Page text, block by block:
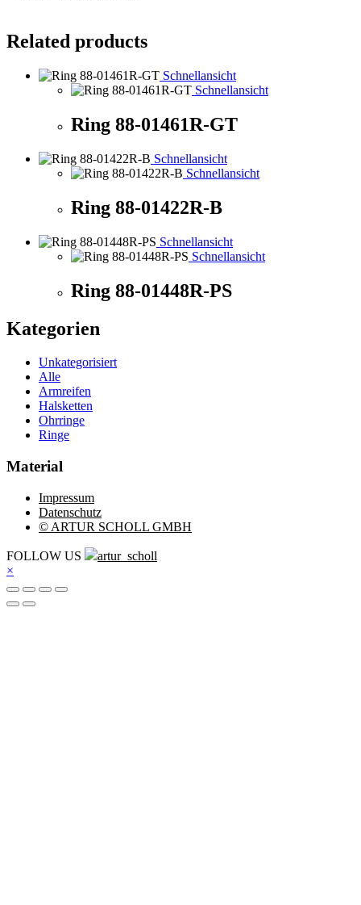
Related products
Schnellansicht
Schnellansicht
Ring 88-01461R-GT
Schnellansicht
Schnellansicht
Ring 88-01422R-B
Schnellansicht
Schnellansicht
Ring 88-01448R-PS
Kategorien
Unkategorisiert
Alle
Armreifen
Halsketten
Ohrringe
Ringe
Material
Impressum
Datenschutz
© ARTUR SCHOLL GMBH
FOLLOW US
artur_scholl
×